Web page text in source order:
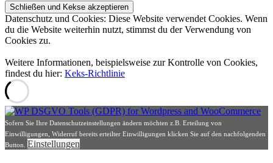
Datenschutz und Cookies: Diese Website verwendet Cookies. Wenn
du die Website weiterhin nutzt, stimmst du der Verwendung von
Cookies zu.
Weitere Informationen, beispielsweise zur Kontrolle von Cookies,
findest du hier: Keks-Richtlinie
Sofern Sie Ihre Datenschutzeinstellungen ändern möchten z.B. Erteilung von
Einwilligungen, Widerruf bereits erteilter Einwilligungen klicken Sie auf den nachfolgenden
Button. Einstellungen